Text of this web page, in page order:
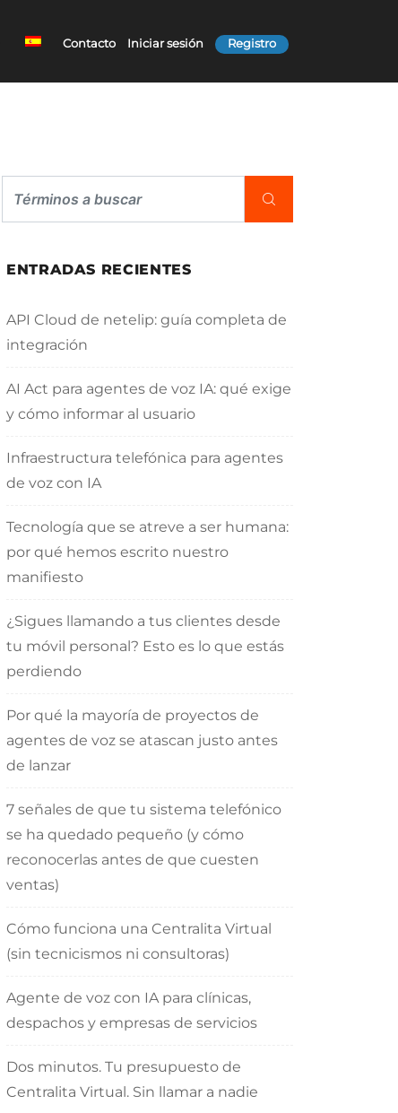
Contacto Iniciar sesión Registro
ENTRADAS RECIENTES
API Cloud de netelip: guía completa de
integración
AI Act para agentes de voz IA: qué exige
y cómo informar al usuario
Infraestructura telefónica para agentes
de voz con IA
Tecnología que se atreve a ser humana:
por qué hemos escrito nuestro
manifiesto
¿Sigues llamando a tus clientes desde
tu móvil personal? Esto es lo que estás
perdiendo
Por qué la mayoría de proyectos de
agentes de voz se atascan justo antes
de lanzar
7 señales de que tu sistema telefónico
se ha quedado pequeño (y cómo
reconocerlas antes de que cuesten
ventas)
Cómo funciona una Centralita Virtual
(sin tecnicismos ni consultoras)
Agente de voz con IA para clínicas,
despachos y empresas de servicios
Dos minutos. Tu presupuesto de
Centralita Virtual. Sin llamar a nadie